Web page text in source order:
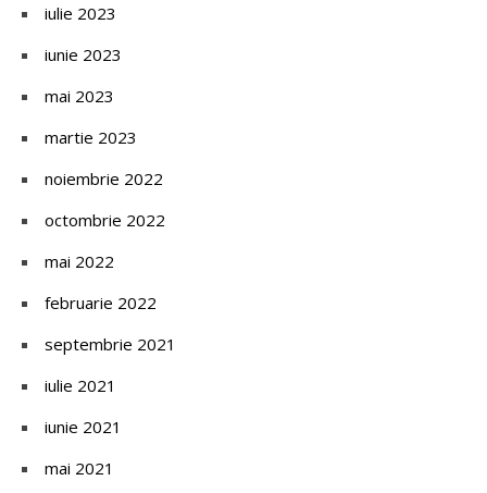
iulie 2023
iunie 2023
mai 2023
martie 2023
noiembrie 2022
octombrie 2022
mai 2022
februarie 2022
septembrie 2021
iulie 2021
iunie 2021
mai 2021